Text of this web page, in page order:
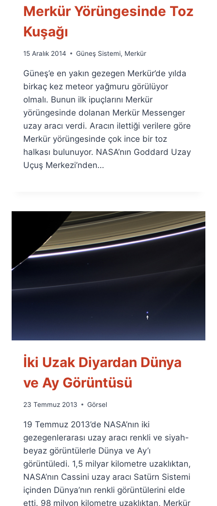
Merkür Yörüngesinde Toz
Kuşağı
By
Fuat
Özyar
15 Aralık 2014 Güneş Sistemi, Merkür
Güneş’e en yakın gezegen Merkür’de yılda
birkaç kez meteor yağmuru görülüyor
olmalı. Bunun ilk ipuçlarını Merkür
yörüngesinde dolanan Merkür Messenger
uzay aracı verdi. Aracın ilettiği verilere göre
Merkür yörüngesinde çok ince bir toz
halkası bulunuyor. NASA’nın Goddard Uzay
Uçuş Merkezi’nden…
İki Uzak Diyardan Dünya
ve Ay Görüntüsü
By
Fuat
Özyar
23 Temmuz 2013 Görsel
19 Temmuz 2013’de NASA’nın iki
gezegenlerarası uzay aracı renkli ve siyah-
beyaz görüntülerle Dünya ve Ay’ı
görüntüledi. 1,5 milyar kilometre uzaklıktan,
NASA’nın Cassini uzay aracı Satürn Sistemi
içinden Dünya’nın renkli görüntülerini elde
etti. 98 milyon kilometre uzaklıktan, Merkür